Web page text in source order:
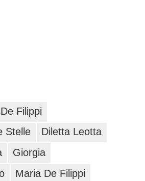
Filippi
Stelle
Diletta Leotta
Giorgia
Maria De Filippi